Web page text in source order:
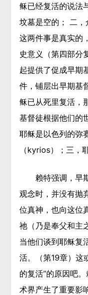
稣已经复活的说法
坟墓是空的； 二，
这两件事是真实的
史意义（第四部分
起提供了促成早期
件，铺层出早期基
稣已从死里复活，
基督徒根据他们的
耶稣是以色列的弥
（kyrios）；三，
赖特强调，早
观念时，并没有抛
位真神，也向这位
祂（乃是奉父和主
当他们谈到耶稣复
活。（第19章）这
的复活”的原因吧
术界产生了重要影